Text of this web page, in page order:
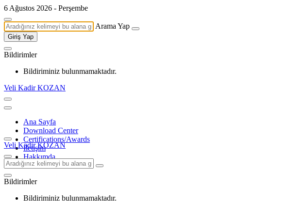
6 Ağustos 2026 - Perşembe
Arama Yap
Giriş Yap
Bildirimler
Bildiriminiz bulunmamaktadır.
Veli Kadir KOZAN
Ana Sayfa
Download Center
Certifications/Awards
İletişim
Hakkımda
Veli Kadir KOZAN
Bildirimler
Bildiriminiz bulunmamaktadır.